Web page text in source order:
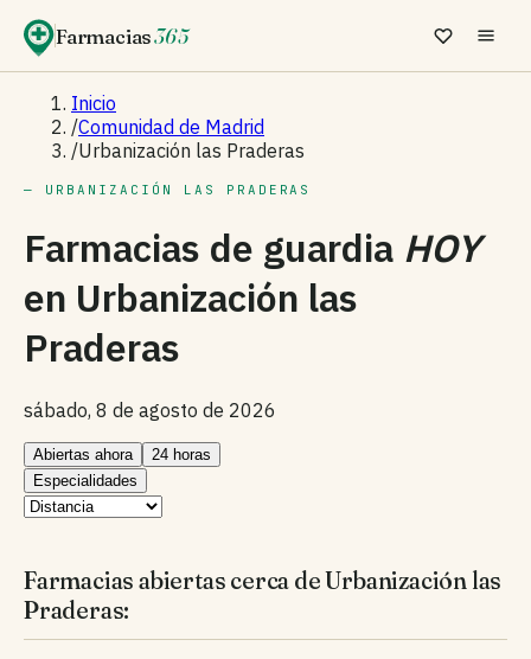
Farmacias365
Inicio
/Comunidad de Madrid
/Urbanización las Praderas
— URBANIZACIÓN LAS PRADERAS
Farmacias de guardia HOY
en Urbanización las
Praderas
sábado, 8 de agosto de 2026
Abiertas ahora
24 horas
Especialidades
Farmacias abiertas cerca de Urbanización las
Praderas: